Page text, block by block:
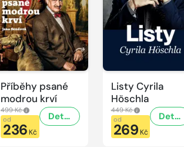
Příběhy psané
modrou krví
499 Kč
od
236 Kč
Detail
Listy Cyrila
Höschla
449 Kč
od
269 Kč
Detail